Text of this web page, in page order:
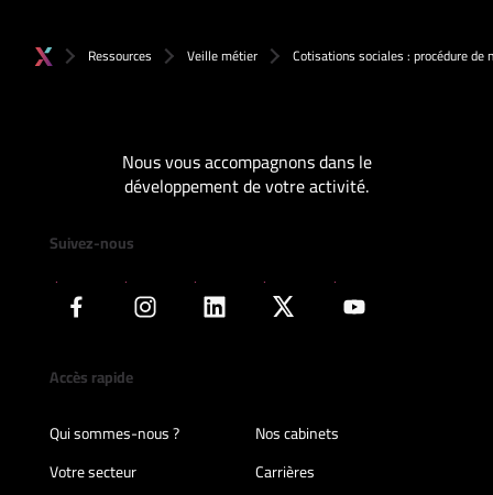
Ressources Veille métier Cotisations sociales : procédure
Nous vous accompagnons dans le
développement de votre activité.
Suivez-nous
Accès rapide
Qui sommes-nous ?
Nos cabinets
Votre secteur
Carrières